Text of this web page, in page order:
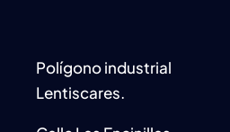
Polígono industrial
Lentiscares.